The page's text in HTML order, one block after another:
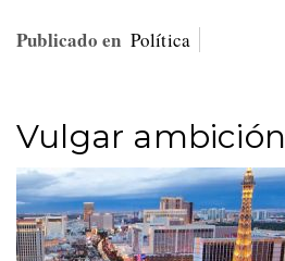
Publicado en Política
Vulgar ambición